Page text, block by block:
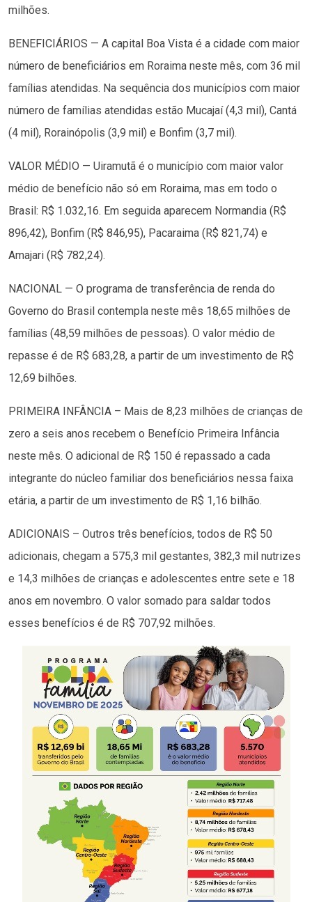
milhões.
BENEFICIÁRIOS — A capital Boa Vista é a cidade com maior
número de beneficiários em Roraima neste mês, com 36 mil
famílias atendidas. Na sequência dos municípios com maior
número de famílias atendidas estão Mucajaí (4,3 mil), Cantá
(4 mil), Rorainópolis (3,9 mil) e Bonfim (3,7 mil).
VALOR MÉDIO — Uiramutã é o município com maior valor
médio de benefício não só em Roraima, mas em todo o
Brasil: R$ 1.032,16. Em seguida aparecem Normandia (R$
896,42), Bonfim (R$ 846,95), Pacaraima (R$ 821,74) e
Amajari (R$ 782,24).
NACIONAL — O programa de transferência de renda do
Governo do Brasil contempla neste mês 18,65 milhões de
famílias (48,59 milhões de pessoas). O valor médio de
repasse é de R$ 683,28, a partir de um investimento de R$
12,69 bilhões.
PRIMEIRA INFÂNCIA – Mais de 8,23 milhões de crianças de
zero a seis anos recebem o Benefício Primeira Infância
neste mês. O adicional de R$ 150 é repassado a cada
integrante do núcleo familiar dos beneficiários nessa faixa
etária, a partir de um investimento de R$ 1,16 bilhão.
ADICIONAIS – Outros três benefícios, todos de R$ 50
adicionais, chegam a 575,3 mil gestantes, 382,3 mil nutrizes
e 14,3 milhões de crianças e adolescentes entre sete e 18
anos em novembro. O valor somado para saldar todos
esses benefícios é de R$ 707,92 milhões.